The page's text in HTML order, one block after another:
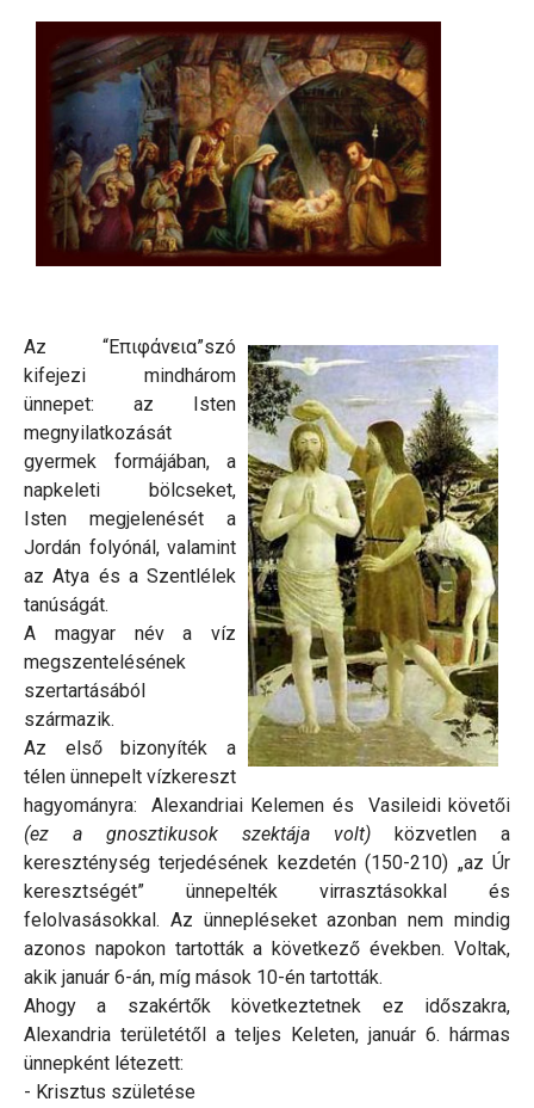
Az “Επιφάνεια”szó
kifejezi mindhárom
ünnepet: az Isten
megnyilatkozását
gyermek formájában, a
napkeleti bölcseket,
Isten megjelenését a
Jordán folyónál, valamint
az Atya és a Szentlélek
tanúságát.
A magyar név a víz
megszentelésének
szertartásából
származik.
Az első bizonyíték a
télen ünnepelt vízkereszt
hagyományra: Alexandriai Kelemen és Vasileidi követői
(ez a gnosztikusok szektája volt) közvetlen a
kereszténység terjedésének kezdetén (150-210) „az Úr
keresztségét” ünnepelték virrasztásokkal és
felolvasásokkal. Az ünnepléseket azonban nem mindig
azonos napokon tartották a következő években. Voltak,
akik január 6-án, míg mások 10-én tartották.
Ahogy a szakértők következtetnek ez időszakra,
Alexandria területétől a teljes Keleten, január 6. hármas
ünnepként létezett:
- Krisztus születése